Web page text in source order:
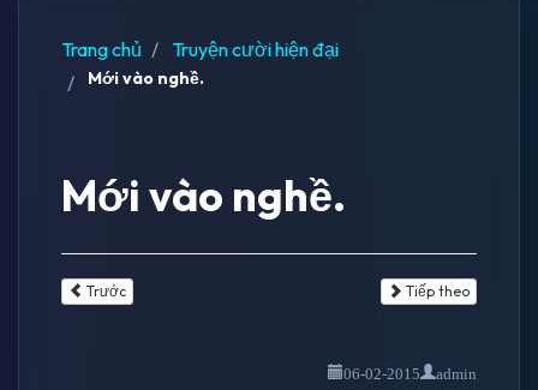
Trang chủ Truyện cười hiện đại
Mới vào nghề.
Mới vào nghề.
Trước Tiếp theo
06-02-2015 admin